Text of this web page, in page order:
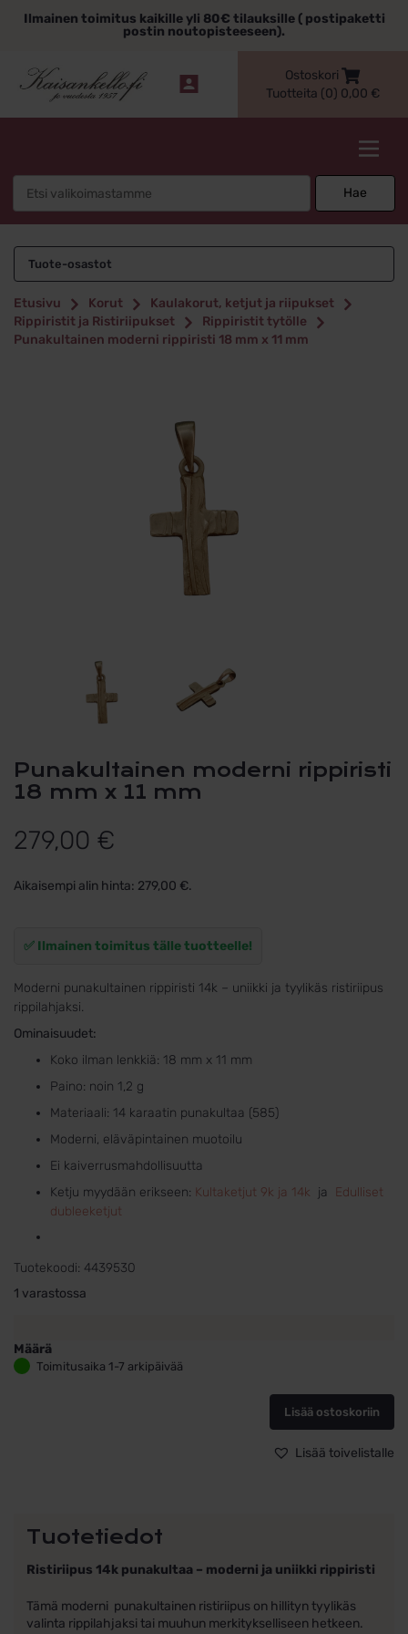
sisältöönIlmainen toimitus kaikille yli 80€ tilauksille ( postipaketti
postin noutopisteeseen).
Ostoskori
Tuotteita (0) 0,00 €
Hae
Tuote-osastot
Etusivu Korut
Kaulakorut, ketjut ja riipukset
Rippiristit ja Ristiriipukset
Rippiristit tytölle
Punakultainen moderni rippiristi 18 mm x 11 mm
Punakultainen moderni rippiristi
18 mm x 11 mm
279,00 €
Aikaisempi alin hinta: 279,00 €.
✅ Ilmainen toimitus tälle tuotteelle!
Moderni punakultainen rippiristi 14k – uniikki ja tyylikäs ristiriipus
rippilahjaksi.
Ominaisuudet:
Koko ilman lenkkiä: 18 mm x 11 mm
Paino: noin 1,2 g
Materiaali: 14 karaatin punakultaa (585)
Moderni, eläväpintainen muotoilu
Ei kaiverrusmahdollisuutta
Ketju myydään erikseen: Kultaketjut 9k ja 14k ja Edulliset
dubleeketjut
Tuotekoodi: 4439530
1 varastossa
Määrä
Punakultainen
Toimitusaika 1-7 arkipäivää
Lisää ostoskoriin
Lisää toivelistalle
Tuotetiedot
Ristiriipus 14k punakultaa – moderni ja uniikki rippiristi
Tämä moderni punakultainen ristiriipus on hillityn tyylikäs
valinta rippilahjaksi tai muuhun merkitykselliseen hetkeen.